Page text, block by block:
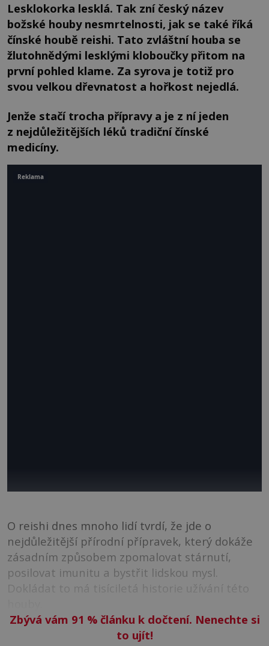
Lesklokorka lesklá. Tak zní český název
božské houby nesmrtelnosti, jak se také říká
čínské houbě reishi. Tato zvláštní houba se
žlutohnědými lesklými kloboučky přitom na
první pohled klame. Za syrova je totiž pro
svou velkou dřevnatost a hořkost nejedlá.
Jenže stačí trocha přípravy a je z ní jeden
z nejdůležitějších léků tradiční čínské
medicíny.
O reishi dnes mnoho lidí tvrdí, že jde o
nejdůležitější přírodní přípravek, který dokáže
zásadním způsobem zpomalovat stárnutí,
posilovat imunitu a bystřit lidskou mysl.
Dokládat to má tisíciletá historie užívání této
Zbývá vám 91 %článku k dočtení. Nenechte si
to ujít!
Reklama